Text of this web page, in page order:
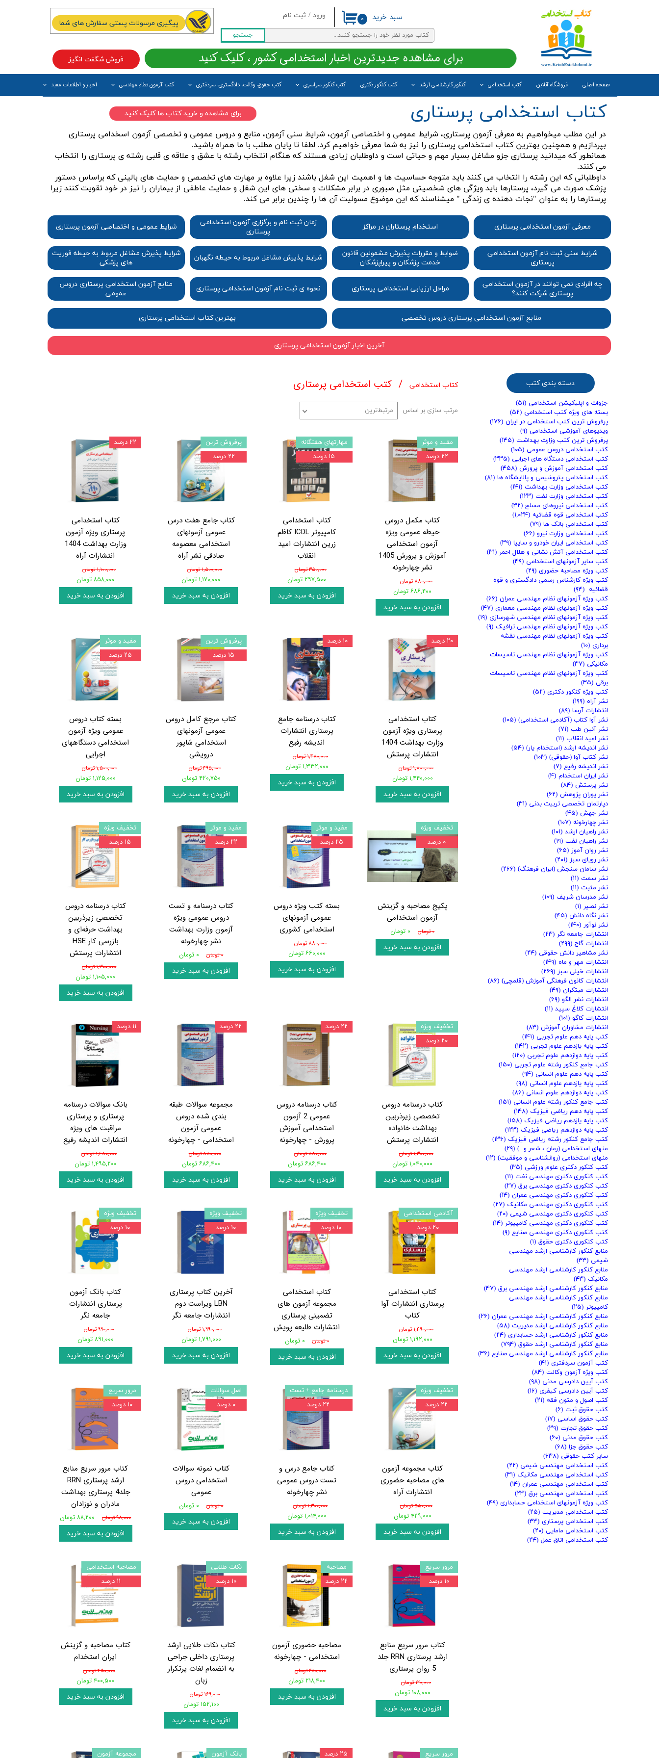
ورود / ثبت نام
حساب کاربری من
تغییر گذر واژه
سفارشات
خروج از حساب کاربری
جستجو
صفحه اصلی فروشگاه آنلاین کتب استخدامی کنکور کارشناسی ارشد کتب کنکور دکتری کتب کنکور سراسری کتب حقوق، وکالت، دادگستری، سردفتری کتب آزمون نظام مهندسی اخبار و اطلاعات مفید
۰ سبد خرید
فروش شگفت انگیز برای مشاهده جدیدترین اخبار استخدامی کشور ، کلیک کنید
پیگیری مرسولات پستی سفارش های شما
کتاب استخدامی پرستاری
در این مطلب میخواهیم به معرفی آزمون پرستاری، شرایط عمومی و اختصاصی آزمون، شرایط سنی آزمون، منابع و دروس عمومی و تخصصی آزمون اسخدامی پرستاری
بپردازیم و همچنین بهترین کتاب استخدامی پرستاری را نیز به شما معرفی خواهیم کرد. لطفا تا پایان مطلب با ما همراه باشید.
همانطور که میدانید پرستاری جزو مشاغل بسیار مهم و حیاتی است و داوطلبان زیادی هستند که هنگام انتخاب رشته با عشق و علاقه ی قلبی رشته ی پرستاری را انتخاب
می کنند.
داوطلبانی که این رشته را انتخاب می کنند باید متوجه حساسیت ها و اهمیت این شغل باشند زیرا علاوه بر مهارت های تخصصی و حمایت های بالینی که براساس دستور
پزشک صورت می گیرد، پرستارها باید ویژگی های شخصیتی مثل صبوری در برابر مشکلات و سختی های این شغل و حمایت عاطفی از بیماران را نیز در خود تقویت کنند زیرا
پرستارها را به عنوان "نجات دهنده ی زندگی " میشناسند که این موضوع مسولیت آن ها را چندین برابر می کند.
شرایط عمومی و اختصاصی آزمون پرستاری​​​​​​​​​​​​​​​​​​​​​
زمان ثبت نام و برگزاری آزمون استخدامی
پرستاری​​​​​​​​​​​​​​​​​​​​​
استخدام پرستاران در مراکز معرفی آزمون استخدامی پرستاری
شرایط پذیرش مشاغل مربوط به حیطه فوریت
های پزشکی​​​​​​​
شرایط پذیرش مشاغل مربوط به حیطه نگهبان​​​​​​​​​​​​​​​​​​​​​​​​​​​​
ضوابط و مقررات پذیرش مشمولین قانون
خدمت پزشکان و پیراپزشکان​​​​​​​​​​​​​​​​​​​​​​​​​​​​
شرایط سنی ثبت نام آزمون استخدامی
پرستاری​​​​​​​
منابع آزمون استخدامی پرستاری دروس
عمومی​​​​​​​​​​​​​​
نحوه ی ثبت نام آزمون استخدامی پرستاری مراحل ارزیابی استخدامی پرستاری
چه افرادی نمی توانند در آزمون استخدامی
پرستاری شرکت کنند؟
​​بهترین کتاب استخدامی پرستاری منابع آزمون استخدامی پرستاری دروس تخصصی
آخرین اخبار آزمون استخدامی پرستاری
برای مشاهده و خرید کتاب ها کلیک کنید
کتاب استخدامی کتب استخدامی پرستاری
مرتب سازی بر اساس مرتبط‌ترین
کتاب مکمل دروس
حیطه عمومی ویژه
آزمون استخدامی
آموزش و پرورش 1405
نشر چهارخونه
۸۸۰,۰۰۰ تومان
۶۸۶,۴۰۰ تومان
افزودن به سبد خرید
مفید و موثر
۲۲ درصد
کتاب استخدامی
کامپیوتر ICDL کاظم
زرین انتشارات امید
انقلاب
۳۵۰,۰۰۰ تومان
۲۹۷,۵۰۰ تومان
افزودن به سبد خرید
مهارتهای هفتگانه
۱۵ درصد
کتاب جامع هفت درس
عمومی آزمونهای
استخدامی معصومه
صادقی نشر آراه
۱,۵۰۰,۰۰۰ تومان
۱,۱۷۰,۰۰۰ تومان
افزودن به سبد خرید
پرفروش ترین
۲۲ درصد
کتاب استخدامی
پرستاری ویژه آزمون
وزارت بهداشت 1404
انتشارات آراه
۱,۱۰۰,۰۰۰ تومان
۸۵۸,۰۰۰ تومان
افزودن به سبد خرید
۲۲ درصد
کتاب استخدامی
پرستاری ویژه آزمون
وزارت بهداشت 1404
انتشارات پرستش
۱,۸۰۰,۰۰۰ تومان
۱,۴۴۰,۰۰۰ تومان
افزودن به سبد خرید
۲۰ درصد
کتاب درسنامه جامع
پرستاری انتشارات
اندیشه رفیع
۱,۴۸۰,۰۰۰ تومان
۱,۳۳۲,۰۰۰ تومان
افزودن به سبد خرید
۱۰ درصد
کتاب مرجع کامل دروس
عمومی آزمونهای
استخدامی شاپور
درویشی
۴۹۵,۰۰۰ تومان
۴۲۰,۷۵۰ تومان
افزودن به سبد خرید
پرفروش ترین
۱۵ درصد
بسته کتاب دروس
عمومی ویژه آزمون
استخدامی دستگاههای
اجرایی
۱,۵۰۰,۰۰۰ تومان
۱,۱۲۵,۰۰۰ تومان
افزودن به سبد خرید
مفید و موثر
۲۵ درصد
پکیج مصاحبه و گزینش
آزمون استخدامی
۰ تومان ۰ تومان
افزودن به سبد خرید
تخفیف ویژه
۰ درصد
بسته کتب ویژه دروس
عمومی آزمونهای
استخدامی کشوری
۸۸۰,۰۰۰ تومان
۶۶۰,۰۰۰ تومان
افزودن به سبد خرید
مفید و موثر
۲۵ درصد
کتاب درسنامه و تست
دروس عمومی ویژه
آزمون وزارت بهداشت
نشر چهارخونه
۰ تومان ۰ تومان
افزودن به سبد خرید
مفید و موثر
۲۲ درصد
کتاب درسنامه دروس
تخصصی زیرذربین
بهداشت حرفه‌ای و
بازرسی کار HSE
انتشارات پرستش
۱,۳۰۰,۰۰۰ تومان
۱,۱۰۵,۰۰۰ تومان
افزودن به سبد خرید
تخفیف ویژه
۱۵ درصد
کتاب درسنامه دروس
تخصصی زیرذربین
بهداشت خانواده
انتشارات پرستش
۱,۳۰۰,۰۰۰ تومان
۱,۰۴۰,۰۰۰ تومان
افزودن به سبد خرید
تخفیف ویژه
۲۰ درصد
کتاب درسنامه دروس
عمومی 2 آزمون
استخدامی آموزش
پرورش - چهارخونه
۸۸۰,۰۰۰ تومان
۶۸۶,۴۰۰ تومان
افزودن به سبد خرید
۲۲ درصد
مجموعه سوالات طبقه
بندی شده دروس
عمومی آزمون
استخدامی - چهارخونه
۸۸۰,۰۰۰ تومان
۶۸۶,۴۰۰ تومان
افزودن به سبد خرید
۲۲ درصد
بانک سوالات درسنامه
پرستاری و پرستاری
مراقبت های ویژه
انتشارات اندیشه رفیع
۱,۶۸۰,۰۰۰ تومان
۱,۴۹۵,۲۰۰ تومان
افزودن به سبد خرید
۱۱ درصد
کتاب استخدامی
پرستاری انتشارات آوا
کتاب
۱,۴۹۰,۰۰۰ تومان
۱,۱۹۲,۰۰۰ تومان
افزودن به سبد خرید
آکادمی استخدامی
۲۰ درصد
کتاب استخدامی
مجموعه آزمون های
تضمینی پرستاری
انتشارات طلیعه پویش
۰ تومان ۰ تومان
افزودن به سبد خرید
تخفیف ویژه
۱۰ درصد
آخرین کتاب پرستاری
LBN ویراست دوم
انتشارات جامعه نگر
۱,۹۹۰,۰۰۰ تومان
۱,۷۹۱,۰۰۰ تومان
افزودن به سبد خرید
تخفیف ویژه
۱۰ درصد
کتاب بانک آزمون
پرستاری انتشارات
جامعه نگر
۹۹۰,۰۰۰ تومان
۸۹۱,۰۰۰ تومان
افزودن به سبد خرید
تخفیف ویژه
۱۰ درصد
کتاب مجموعه آزمون
های مصاحبه حضوری
انتشارات آراه
۵۵۰,۰۰۰ تومان
۴۲۹,۰۰۰ تومان
افزودن به سبد خرید
تخفیف ویژه
۲۲ درصد
کتاب جامع درس و
تست دروس عمومی
نشر چهارخونه
۱,۳۰۰,۰۰۰ تومان
۱,۰۱۴,۰۰۰ تومان
افزودن به سبد خرید
درسنامه جامع + تست
۲۲ درصد
کتاب نمونه سوالات
استخدامی دروس
عمومی
۰ تومان ۰ تومان
افزودن به سبد خرید
اصل سوالات
۰ درصد
کتاب مرور سریع منابع
ارشد پرستاری RRN
جلد4 پرستاری بهداشت
مادران و نوزادان
۹۸,۰۰۰ تومان ۸۸,۲۰۰ تومان
افزودن به سبد خرید
مرور سریع
۱۰ درصد
کتاب مرور سریع منابع
ارشد پرستاری RRN جلد
5 روان پرستاری
۱۲۰,۰۰۰ تومان
۱۰۸,۰۰۰ تومان
افزودن به سبد خرید
مرور سریع
۱۰ درصد
مصاحبه حضوری آزمون
استخدامی - چهارخونه
۲۸۰,۰۰۰ تومان
۲۱۸,۴۰۰ تومان
افزودن به سبد خرید
مصاحبه
۲۲ درصد
کتاب نکات طلایی ارشد
پرستاری داخلی جراحی
به انضمام لغات پرتکرار
زبان
۱۶۹,۰۰۰ تومان
۱۵۲,۱۰۰ تومان
افزودن به سبد خرید
نکات طلایی
۱۰ درصد
کتاب مصاحبه و گزینش
ایران استخدام
۴۵۰,۰۰۰ تومان
۴۰۰,۵۰۰ تومان
افزودن به سبد خرید
مصاحبه استخدامی
۱۱ درصد
مرور سریع ۲۵ درصد بانک آزمون مجموعه آزمون
جزوات و اپلیکیشن استخدامی (۵۱)
بسته های ویژه کتب استخدامی (۵۲)
پرفروش ترین کتب استخدامی در ایران (۱۷۶)
ویدیوهای آموزشی استخدامی (۹)
پرفروش ترین کتب وزارت بهداشت (۱۴۵)
کتب استخدامی دروس عمومی (۱۰۵)
کتب استخدامی دستگاه های اجرایی (۳۳۵)
کتب استخدامی آموزش و پرورش (۴۵۸)
کتب استخدامی پتروشیمی و پالایشگاه ها (۸۱)
کتب استخدامی وزارت بهداشت (۱۴۱)
کتب استخدامی وزارت نفت (۱۲۳)
کتب استخدامی نیروهای مسلح (۳۲)
کتب استخدامی قوه قضائیه (۱,۰۲۴)
کتب استخدامی بانک ها (۷۹)
کتب استخدامی وزارت نیرو (۶۶)
کتب استخدامی ایران خودرو و سایپا (۳۹)
کتب استخدامی آتش نشانی و هلال احمر (۳۱)
کتب سایر آزمونهای استخدامی (۴۹)
کتب ویژه مصاحبه حضوری (۲۹)
کتب ویژه کارشناس رسمی دادگستری و قوه
قضائیه (۹۴)
کتب ویژه آزمونهای نظام مهندسی عمران (۶۶)
کتب ویژه آزمونهای نظام مهندسی معماری (۴۷)
کتب ویژه آزمونهای نظام مهندسی شهرسازی (۱۹)
کتب ویژه آزمونهای نظام مهندسی ترافیک (۹)
کتب ویژه آزمونهای نظام مهندسی نقشه
برداری (۱۰)
کتب ویژه آزمونهای نظام مهندسی تاسیسات
مکانیکی (۳۷)
کتب ویژه آزمونهای نظام مهندسی تاسیسات
برقی (۳۵)
کتب ویژه کنکور دکتری (۵۲)
نشر آراه (۱۹۹)
انتشارات آرسا (۸۹)
نشر آوا کتاب (آکادمی استخدامی) (۱۰۵)
نشر آئین طب (۷۱)
نشر امید انقلاب (۱۱)
نشر اندیشه ارشد (استخدام یار) (۵۴)
نشر کتاب آوا (حقوقی) (۱۰۳)
نشر اندیشه رفیع (۷)
نشر ایران استخدام (۴)
نشر پرستش (۸۴)
نشر پوران پژوهش (۶۲)
دپارتمان تخصصی تربیت بدنی (۳۱)
نشر جهش (۴۵)
نشر چهارخونه (۱۰۷)
نشر راهیان ارشد (۱۰۱)
نشر راهیان نفت (۱۹)
نشر روان آموز (۶۵)
نشر رویای سبز (۲۰۱)
نشر سامان سنجش (ایران فرهنگ) (۲۶۶)
نشر سمت (۱۱)
نشر مثبت (۱۱)
نشر مدرسان شریف (۱۰۹)
نشر نصیر (۱)
نشر نگاه دانش (۴۵)
نشر نوآور (۱۴۰)
انتشارات جامعه نگر (۲۳)
انتشارات گاج (۲۹۹)
نشر مشاهیر دانش حقوقی (۲۴)
انتشارات مهر و ماه (۱۴۹)
انتشارات خیلی سبز (۲۶۹)
انتشارات کانون فرهنگی آموزش (قلمچی) (۸۶)
انتشارات مبتکران (۴۹)
انتشارات نشر الگو (۶۹)
انتشارات کلاغ سپید (۱۱)
انتشارات کاگو (۱۰۱)
انتشارات مشاوران آموزش (۸۳)
کتب پایه دهم علوم تجربی (۱۴۱)
کتب پایه یازدهم علوم تجربی (۱۴۲)
کتب پایه دوازدهم علوم تجربی (۱۲۰)
کتب جامع کنکور رشته علوم تجربی (۱۵۰)
کتب پایه دهم علوم انسانی (۹۴)
کتب پایه یازدهم علوم انسانی (۹۸)
کتب پایه دوازدهم علوم انسانی (۸۶)
کتب جامع کنکور رشته علوم انسانی (۱۵۱)
کتب پایه دهم ریاضی فیزیک (۱۴۸)
کتب پایه یازدهم ریاضی فیزیک (۱۵۸)
کتب پایه دوازدهم ریاضی فیزیک (۱۲۳)
کتب جامع کنکور رشته ریاضی فیزیک (۱۳۶)
منهای استخدامی (رمان ، شعر و...) (۲۹)
منهای استخدامی (روانشناسی و موفقیت) (۱۲)
کتب کنکور دکتری علوم ورزشی (۳۵)
کتب کنکوری دکتری مهندسی نفت (۱۱)
کتب کنکوری دکتری مهندسی برق (۲۷)
کتب کنکوری دکتری مهندسی عمران (۱۴)
کتب کنکوری دکتری مهندسی مکانیک (۲۷)
کتب کنکوری دکتری مهندسی شیمی (۲۰)
کتب کنکوری دکتری مهندسی کامپیوتر (۱۴)
کتب کنکوری دکتری مهندسی صنایع (۹)
کتب کنکوری دکتری حقوق (۱)
منابع کنکور کارشناسی ارشد مهندسی
شیمی (۳۳)
منابع کنکور کارشناسی ارشد مهندسی
مکانیک (۴۳)
منابع کنکور کارشناسی ارشد مهندسی برق (۴۷)
منابع کنکور کارشناسی ارشد مهندسی
کامپیوتر (۲۵)
منابع کنکور کارشناسی ارشد مهندسی عمران (۲۶)
منابع کنکور کارشناسی ارشد مدیریت (۵۸)
منابع کنکور کارشناسی ارشد حسابداری (۲۴)
منابع کنکور کارشناسی ارشد حقوق (۷۹۴)
منابع کنکور کارشناسی ارشد مهندسی صنایع (۳۶)
کتب آزمون سردفتری (۴۱)
کتب ویژه آزمون وکالت (۸۴)
کتب آیین دادرسی مدنی (۹۸)
کتب آیین دادرسی کیفری (۱۶)
کتب اصول و متون فقه (۲۱)
کتب حقوق ثبت (۶)
کتب حقوق اساسی (۱۷)
کتب حقوق تجارت (۳۹)
کتب حقوق مدنی (۶۰)
کتب حقوق جزا (۶۸)
سایر کتب حقوقی (۶۳۸)
کتب استخدامی مهندسی شیمی (۲۲)
کتب استخدامی مهندسی مکانیک (۳۱)
کتب استخدامی مهندسی عمران (۱۴)
کتب استخدامی مهندسی برق (۲۴)
کتب ویژه آزمونهای استخدامی حسابداری (۴۹)
کتب استخدامی مدیریت (۲۵)
کتب استخدامی پرستاری (۳۴)
کتب استخدامی مامایی (۲۰)
کتب استخدامی اتاق عمل (۲۴)
دسته بندی کتب